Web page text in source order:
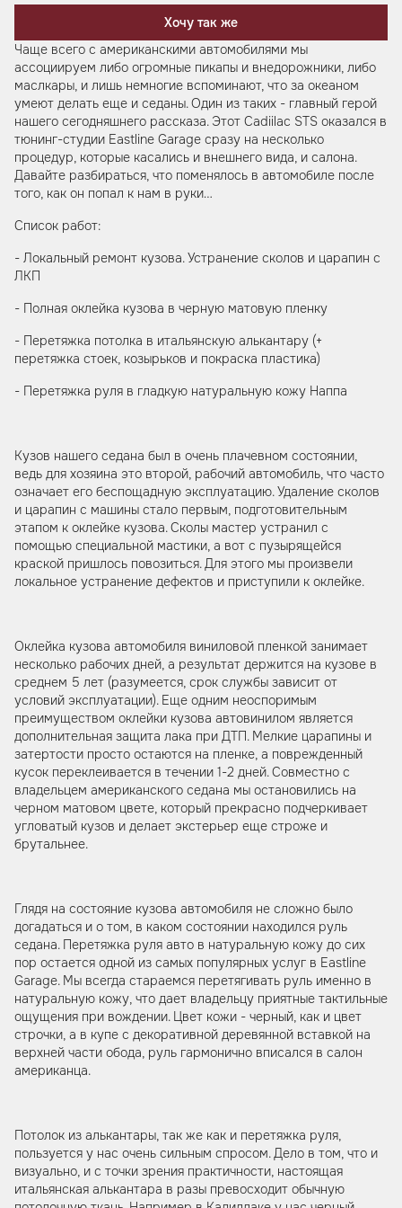
Хочу так же
Чаще всего с американскими автомобилями мы
ассоциируем либо огромные пикапы и внедорожники, либо
маслкары, и лишь немногие вспоминают, что за океаном
умеют делать еще и седаны. Один из таких - главный герой
нашего сегодняшнего рассказа. Этот Cadiilac STS оказался в
тюнинг-студии Eastline Garage сразу на несколько
процедур, которые касались и внешнего вида, и салона.
Давайте разбираться, что поменялось в автомобиле после
того, как он попал к нам в руки…
Список работ:
- Локальный ремонт кузова. Устранение сколов и царапин с
ЛКП
- Полная оклейка кузова в черную матовую пленку
- Перетяжка потолка в итальянскую алькантару (+
перетяжка стоек, козырьков и покраска пластика)
- Перетяжка руля в гладкую натуральную кожу Наппа
Кузов нашего седана был в очень плачевном состоянии,
ведь для хозяина это второй, рабочий автомобиль, что часто
означает его беспощадную эксплуатацию. Удаление сколов
и царапин с машины стало первым, подготовительным
этапом к оклейке кузова. Сколы мастер устранил с
помощью специальной мастики, а вот с пузырящейся
краской пришлось повозиться. Для этого мы произвели
локальное устранение дефектов и приступили к оклейке.
Оклейка кузова автомобиля виниловой пленкой занимает
несколько рабочих дней, а результат держится на кузове в
среднем 5 лет (разумеется, срок службы зависит от
условий эксплуатации). Еще одним неоспоримым
преимуществом оклейки кузова автовинилом является
дополнительная защита лака при ДТП. Мелкие царапины и
затертости просто остаются на пленке, а поврежденный
кусок переклеивается в течении 1-2 дней. Совместно с
владельцем американского седана мы остановились на
черном матовом цвете, который прекрасно подчеркивает
угловатый кузов и делает экстерьер еще строже и
брутальнее.
Глядя на состояние кузова автомобиля не сложно было
догадаться и о том, в каком состоянии находился руль
седана. Перетяжка руля авто в натуральную кожу до сих
пор остается одной из самых популярных услуг в Eastline
Garage. Мы всегда стараемся перетягивать руль именно в
натуральную кожу, что дает владельцу приятные тактильные
ощущения при вождении. Цвет кожи - черный, как и цвет
строчки, а в купе с декоративной деревянной вставкой на
верхней части обода, руль гармонично вписался в салон
американца.
Потолок из алькантары, так же как и перетяжка руля,
пользуется у нас очень сильным спросом. Дело в том, что и
визуально, и с точки зрения практичности, настоящая
итальянская алькантара в разы превосходит обычную